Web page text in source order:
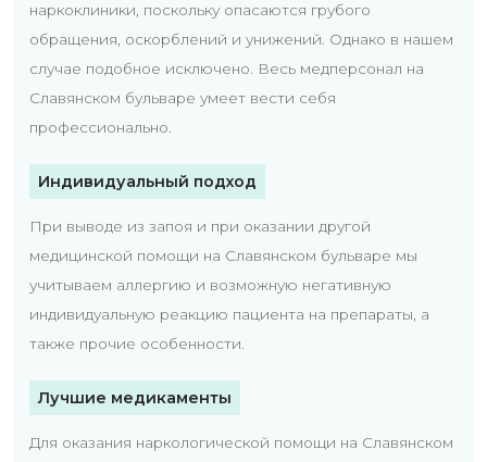
наркоклиники, поскольку опасаются грубого
обращения, оскорблений и унижений. Однако в нашем
случае подобное исключено. Весь медперсонал на
Славянском бульваре умеет вести себя
профессионально.
Индивидуальный подход
При выводе из запоя и при оказании другой
медицинской помощи на Славянском бульваре мы
учитываем аллергию и возможную негативную
индивидуальную реакцию пациента на препараты, а
также прочие особенности.
Лучшие медикаменты
Для оказания наркологической помощи на Славянском